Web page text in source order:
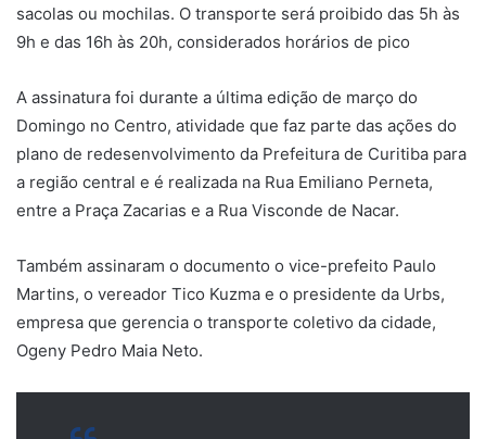
sacolas ou mochilas. O transporte será proibido das 5h às
9h e das 16h às 20h, considerados horários de pico
A assinatura foi durante a última edição de março do
Domingo no Centro, atividade que faz parte das ações do
plano de redesenvolvimento da Prefeitura de Curitiba para
a região central e é realizada na Rua Emiliano Perneta,
entre a Praça Zacarias e a Rua Visconde de Nacar.
Também assinaram o documento o vice-prefeito Paulo
Martins, o vereador Tico Kuzma e o presidente da Urbs,
empresa que gerencia o transporte coletivo da cidade,
Ogeny Pedro Maia Neto.